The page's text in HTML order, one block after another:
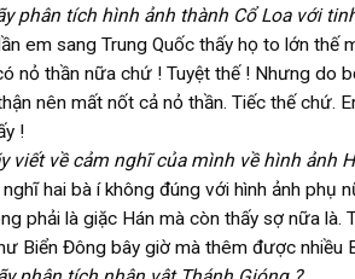
phân tích hình ảnh thành Cổ Loa với
em sang Trung Quốc thấy họ to lớn thế
nỏ thần nữa chứ ! Tuyệt thế ! Nhưng do
nên mất nốt cả nỏ thần. Tiếc thế chứ.
!
viết về cảm nghĩ của mình về hình ảnh
hai bà í không đúng với hình ảnh phụ
phải là giặc Hán mà còn thấy sợ nữa là.
Biển Đông bây giờ mà thêm được nhiều